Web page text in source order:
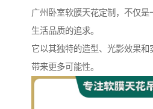
广州卧室软膜天花定制，不仅
生活品质的追求。
它以其独特的造型、光影效果
带来更多可能性。